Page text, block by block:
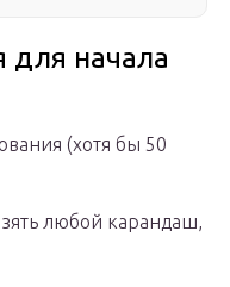
для начала
(хотя бы 50
любой карандаш,